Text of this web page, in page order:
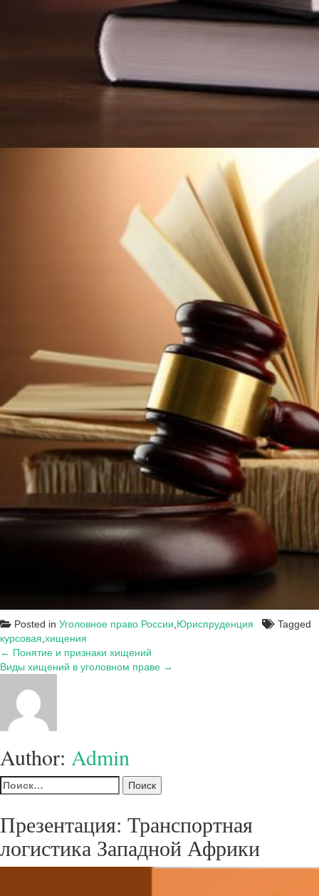
Posted in Уголовное право России Юриспруденция
Tagged
курсовая хищения
Навигация
по
записям
← Понятие и признаки хищений
Виды хищений в уголовном праве →
Author: Admin
Найти:
Презентация: Транспортная
логистика Западной Африки